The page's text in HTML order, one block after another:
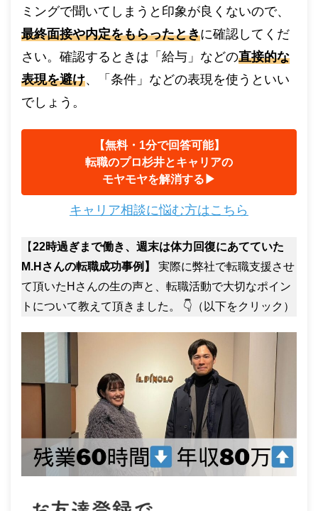
ミングで聞いてしまうと印象が良くないので、
最終面接や内定をもらったときに確認してくだ
さい。確認するときは「給与」などの直接的な
表現を避け、「条件」などの表現を使うといい
でしょう。
【無料・1分で回答可能】
転職のプロ杉井とキャリアの
モヤモヤを解消する▶︎
キャリア相談に悩む方はこちら
【22時過ぎまで働き、週末は体力回復にあてていた
M.Hさんの転職成功事例】
実際に弊社で転職支援させ
て頂いたHさんの生の声と、転職活動で大切なポイン
トについて教えて頂きました。 👇（以下をクリック）